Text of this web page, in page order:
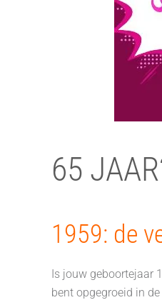
65
1959: de
Is jouw geboortejaar
bent opgegroeid in